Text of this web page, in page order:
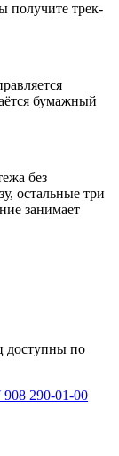
получите трек-
бумажный
без
остальные три
занимает
доступны по
908 290-01-00